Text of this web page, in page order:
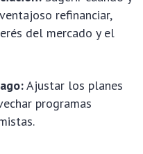
refinanciar,
del mercado y el
Ajustar los planes
programas